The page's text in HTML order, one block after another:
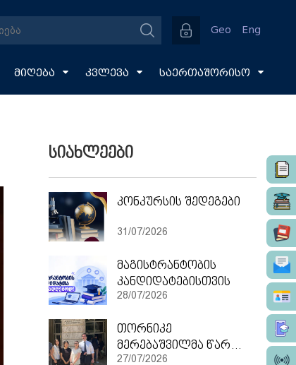
Geo Eng
მიღება კვლევა საერთაშორისო
სიახლეები
კონკურსის შედეგები
31/07/2026
მაგისტრანტობის
კანდიდატებისთვის
28/07/2026
თორნიკე
მერებაშვილმა წარჩინებით დაასრულა ეტვოშ ლორანის უნივერსიტეტის სამაგისტრო პროგრამა
27/07/2026